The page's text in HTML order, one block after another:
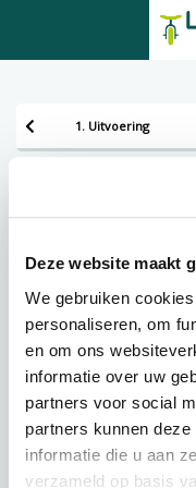
Deze website maakt
We gebruiken
personaliseren, om
en om ons
informatie over uw
partners voor social
partners kunnen
informatie die u aan
verzameld op basis
1. Uitvoering
Leveren
Lening op